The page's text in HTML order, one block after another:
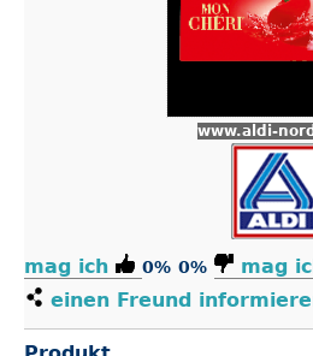
www.aldi-
mag ich 0% 0% mag
einen Freund